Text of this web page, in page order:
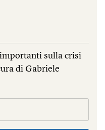
sulla crisi
di Gabriele